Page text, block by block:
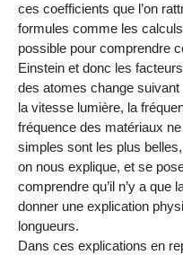
ces coefficients que l’on
formules comme les
possible pour comprendre
Einstein et donc les
des atomes change
la vitesse lumière, la
fréquence des matériaux
simples sont les plus
on nous explique, et se
comprendre qu’il n’y a que
donner une explication
longueurs.
Dans ces explications en